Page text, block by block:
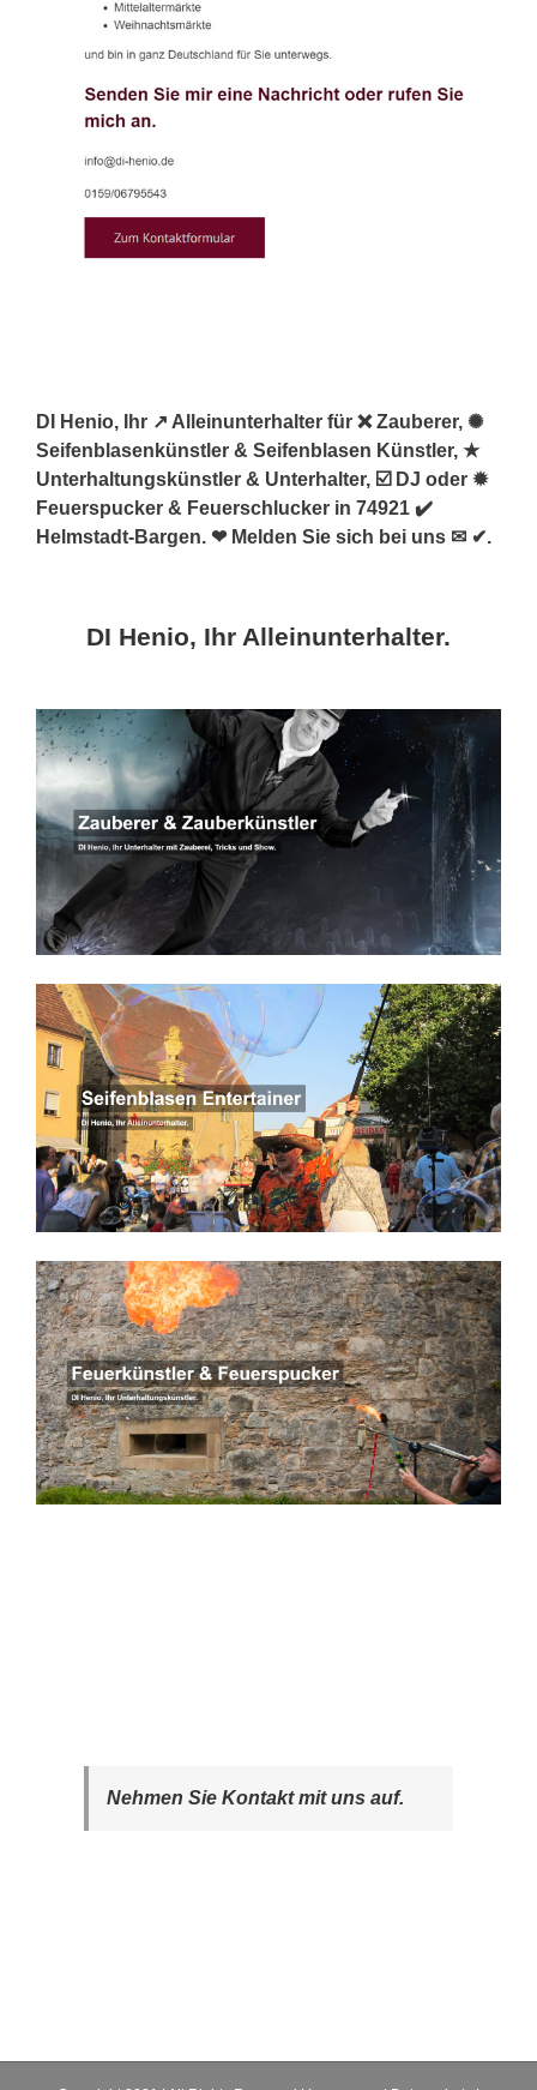
DI Henio, Ihr ↗️ Alleinunterhalter für ❌ Zauberer, ✺
Seifenblasenkünstler & Seifenblasen Künstler, ★
Unterhaltungskünstler & Unterhalter, ☑️ DJ oder ✹
Feuerspucker & Feuerschlucker in 74921 ✔️
Helmstadt-Bargen. ❤ Melden Sie sich bei uns ✉ ✔.
DI Henio, Ihr Alleinunterhalter.
Nehmen Sie Kontakt mit uns auf.